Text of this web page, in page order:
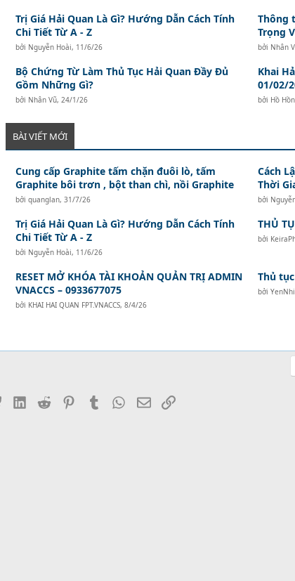
Trị Giá Hải Quan Là Gì? Hướng Dẫn Cách Tính
Chi Tiết Từ A - Z
bởi Nguyễn Hoài, 11/6/26
Thông
Trọng
bởi Nhân
Bộ Chứng Từ Làm Thủ Tục Hải Quan Đầy Đủ
Gồm Những Gì?
bởi Nhân Vũ, 24/1/26
Khai
01/02/
bởi Hồ
BÀI VIẾT MỚI
Cung cấp Graphite tấm chặn đuôi lò, tấm
Graphite bôi trơn , bột than chì, nồi Graphite
bởi quanglan, 31/7/26
Cách
Thời
bởi
Trị Giá Hải Quan Là Gì? Hướng Dẫn Cách Tính
Chi Tiết Từ A - Z
bởi Nguyễn Hoài, 11/6/26
THỦ
bởi
RESET MỞ KHÓA TÀI KHOẢN QUẢN TRỊ ADMIN
VNACCS – 0933677075
bởi KHAI HAI QUAN FPT.VNACCS, 8/4/26
Thủ
bởi
BlueskyLinkedIn
Reddit PinterestTumblr WhatsApp
EmailLink